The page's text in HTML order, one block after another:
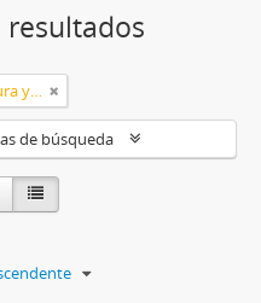
Fondo de la Facultad de Arquitectura y Urbanismo
de búsqueda